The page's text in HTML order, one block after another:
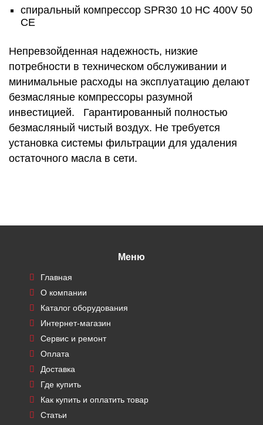
спиральный компрессор SPR30 10 HC 400V 50
CE
Непревзойденная надежность, низкие
потребности в техническом обслуживании и
минимальные расходы на эксплуатацию делают
безмасляные компрессоры разумной
инвестицией. Гарантированный полностью
безмасляный чистый воздух. Не требуется
установка системы фильтрации для удаления
остаточного масла в сети.
Меню
Главная
О компании
Каталог оборудования
Интернет-магазин
Сервис и ремонт
Оплата
Доставка
Где купить
Как купить и оплатить товар
Статьи